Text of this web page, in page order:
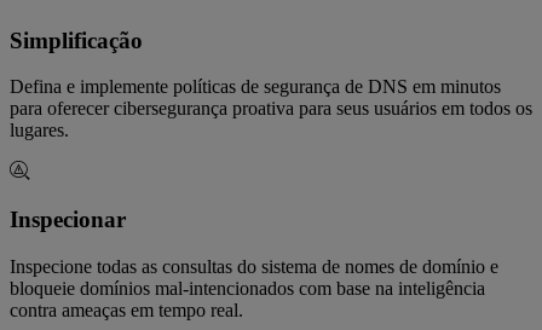
Simplificação
Defina e implemente políticas de segurança de DNS em minutos
para oferecer cibersegurança proativa para seus usuários em todos os
lugares.
Inspecionar
Inspecione todas as consultas do sistema de nomes de domínio e
bloqueie domínios mal-intencionados com base na inteligência
contra ameaças em tempo real.